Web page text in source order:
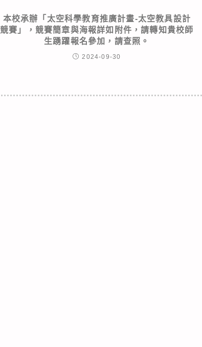
本校承辦「太空科學教育推廣計畫-太空教具設計
競賽」，競賽簡章與海報詳如附件，請轉知貴校師
生踴躍報名參加，請查照。
2024-09-30